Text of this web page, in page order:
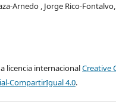
Arnedo , Jorge Rico-
licencia internacionalCreative
CompartirIgual 4.0.